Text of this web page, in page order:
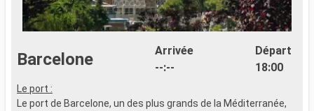
Barcelone
Arrivée
--:--
Départ
18:00
Le port :
Le port de Barcelone, un des plus grands de la Méditerranée,